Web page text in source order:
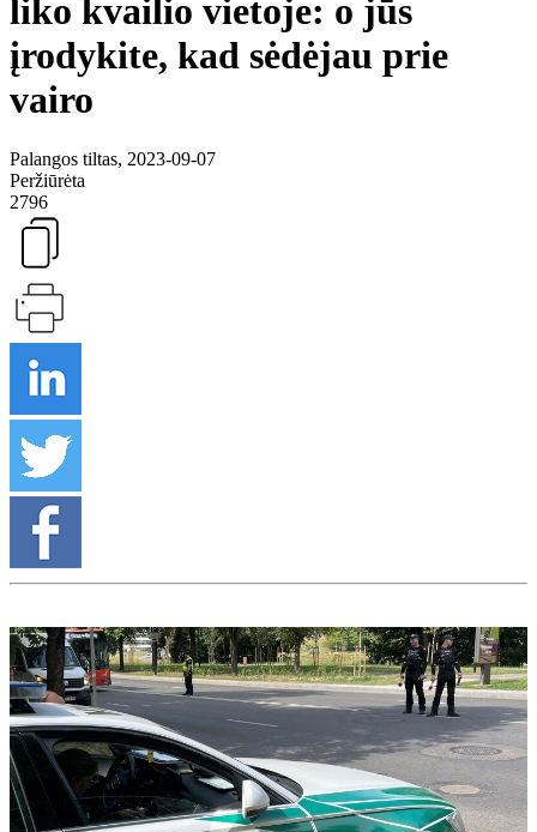
liko kvailio vietoje: o jūs
įrodykite, kad sėdėjau prie
vairo
Palangos tiltas, 2023-09-07
Peržiūrėta
2796